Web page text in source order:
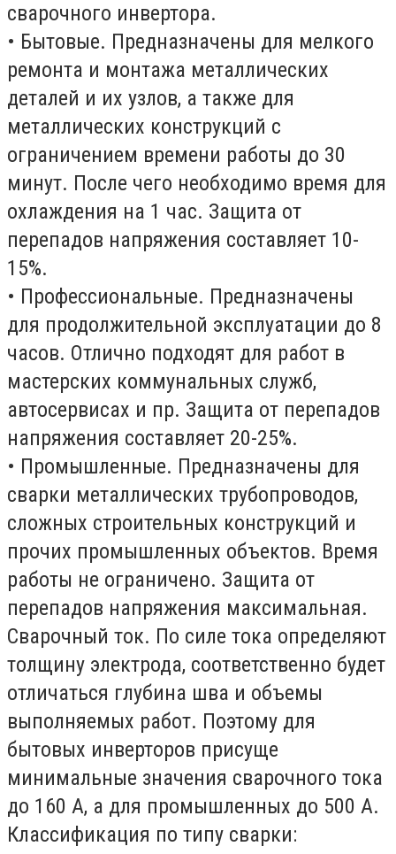
сварочного инвертора.
• Бытовые. Предназначены для мелкого
ремонта и монтажа металлических
деталей и их узлов, а также для
металлических конструкций с
ограничением времени работы до 30
минут. После чего необходимо время для
охлаждения на 1 час. Защита от
перепадов напряжения составляет 10-
15%.
• Профессиональные. Предназначены
для продолжительной эксплуатации до 8
часов. Отлично подходят для работ в
мастерских коммунальных служб,
автосервисах и пр. Защита от перепадов
напряжения составляет 20-25%.
• Промышленные. Предназначены для
сварки металлических трубопроводов,
сложных строительных конструкций и
прочих промышленных объектов. Время
работы не ограничено. Защита от
перепадов напряжения максимальная.
Сварочный ток. По силе тока определяют
толщину электрода, соответственно будет
отличаться глубина шва и объемы
выполняемых работ. Поэтому для
бытовых инверторов присуще
минимальные значения сварочного тока
до 160 А, а для промышленных до 500 А.
Классификация по типу сварки: